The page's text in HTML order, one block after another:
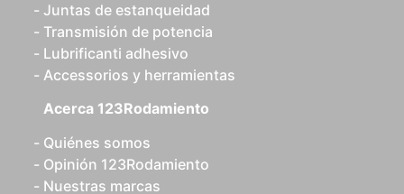
Juntas de estanqueidad
Transmisión de potencia
Lubrificanti adhesivo
Accessorios y herramientas
Acerca 123Rodamiento
Quiénes somos
Opinión 123Rodamiento
Nuestras marcas